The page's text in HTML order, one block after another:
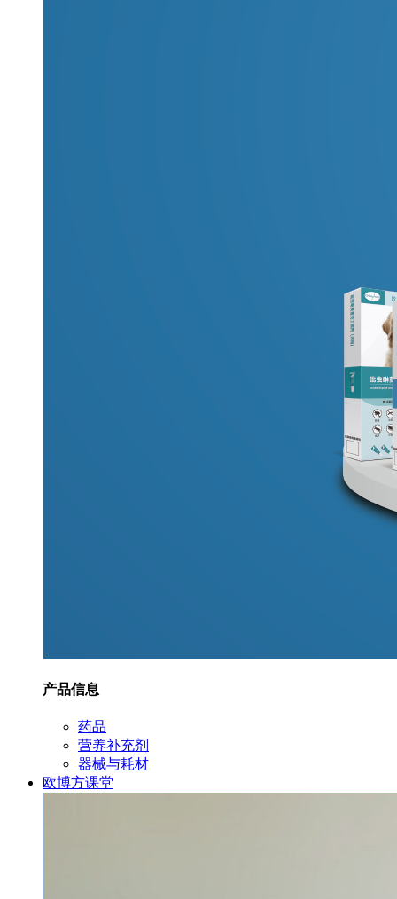
产品信息
药品
营养补充剂
器械与耗材
欧博方课堂